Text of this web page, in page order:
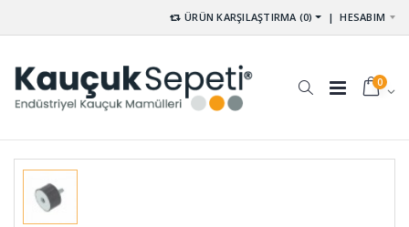
ÜRÜN KARŞILAŞTIRMA (0) |HESABIM
0